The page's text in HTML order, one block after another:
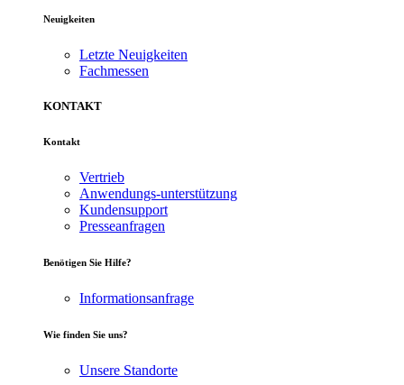
Neuigkeiten
Letzte Neuigkeiten
Fachmessen
KONTAKT
Kontakt
Vertrieb
Anwendungs-unterstützung
Kundensupport
Presseanfragen
Benötigen Sie Hilfe?
Informationsanfrage
Wie finden Sie uns?
Unsere Standorte